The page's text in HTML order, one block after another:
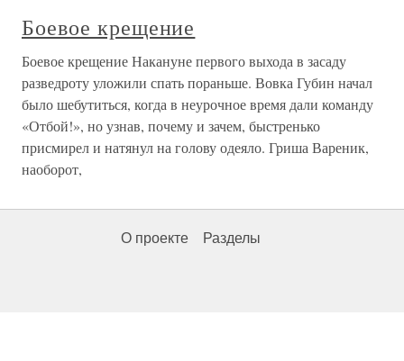
Боевое крещение
Боевое крещение Накануне первого выхода в засаду
разведроту уложили спать пораньше. Вовка Губин начал
было шебутиться, когда в неурочное время дали команду
«Отбой!», но узнав, почему и зачем, быстренько
присмирел и натянул на голову одеяло. Гриша Вареник,
наоборот,
О проекте Разделы